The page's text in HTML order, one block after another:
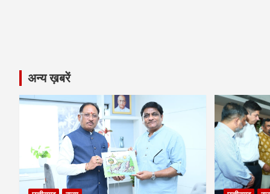
अन्य ख़बरें